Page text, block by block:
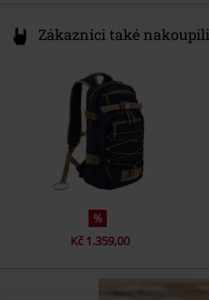
Zákazníci také nakoupili
%
Kč 1.359,00